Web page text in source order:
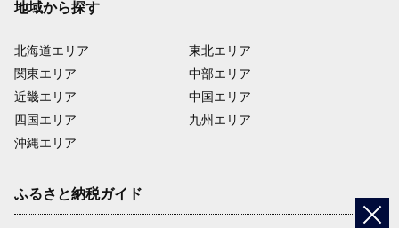
地域から探す
北海道エリア
関東エリア
近畿エリア
四国エリア
沖縄エリア
東北エリア
中部エリア
中国エリア
九州エリア
ふるさと納税ガイド